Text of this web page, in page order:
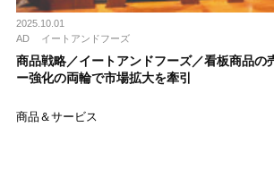
2025.10.01
AD
イートアンドフーズ
商品戦略／イートアンドフーズ／看板商品の
ー強化の両輪で市場拡大を牽引
商品＆サービス